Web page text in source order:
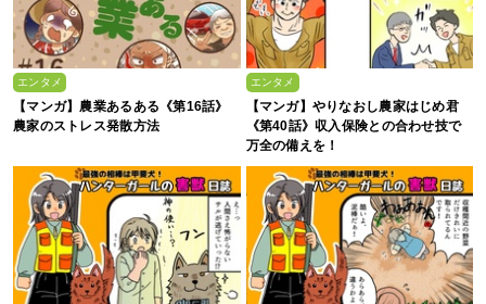
エンタメ
【マンガ】農業あるある《第16話》
農家のストレス発散方法
エンタメ
【マンガ】やりなおし農家はじめ君
《第40話》収入保険との合わせ技で
万全の備えを！